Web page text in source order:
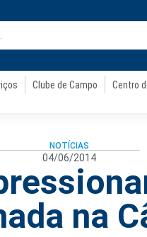
Clube de Campo Centro
NOTÍCIAS
04/06/2014
na